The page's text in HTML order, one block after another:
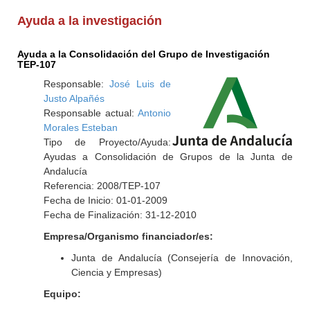
Ayuda a la investigación
Ayuda a la Consolidación del Grupo de Investigación
TEP-107
Responsable:José Luis de
Justo Alpañés
Responsable actual: Antonio
Morales Esteban
Tipo de Proyecto/Ayuda:
Ayudas a Consolidación de Grupos de la Junta de
Andalucía
Referencia: 2008/TEP-107
Fecha de Inicio: 01-01-2009
Fecha de Finalización: 31-12-2010
Empresa/Organismo financiador/es:
Junta de Andalucía (Consejería de Innovación,
Ciencia y Empresas)
Equipo: